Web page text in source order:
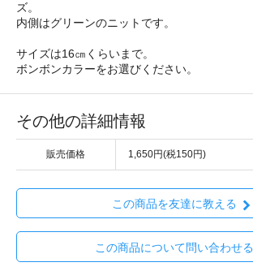
ズ。
内側はグリーンのニットです。
サイズは16㎝くらいまで。
ボンボンカラーをお選びください。
その他の詳細情報
販売価格 1,650円(税150円)
この商品を友達に教える
この商品について問い合わせる